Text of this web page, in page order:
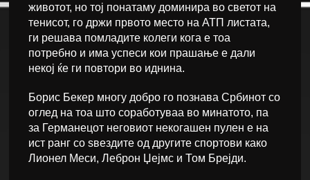
животот, но тој понатаму доминира во светот на
тенисот, го држи првото место на АТП листата,
ги решава помладите колеги кога е тоа
потребно и има успеси кои прашање е дали
некој ќе ги повтори во иднина.
Борис Бекер многу добро го познава Србинот со
оглед на тоа што соработуваа во минатото, па
за Германецот неговиот некогашен пулен е на
ист ранг со ѕвездите од другите спортови како
Лионел Меси, Леброн Џејмс и Том Брејди.